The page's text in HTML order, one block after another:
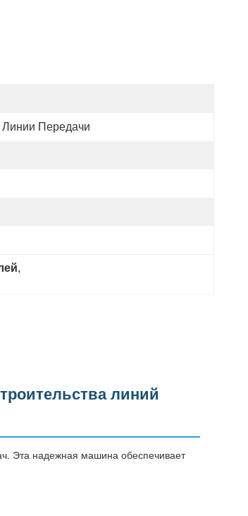
Линии Передачи
,
линий
Эта надежная машина обеспечивает